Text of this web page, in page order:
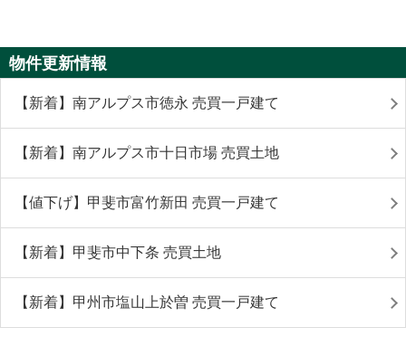
物件更新情報
【新着】南アルプス市徳永 売買一戸建て
【新着】南アルプス市十日市場 売買土地
【値下げ】甲斐市富竹新田 売買一戸建て
【新着】甲斐市中下条 売買土地
【新着】甲州市塩山上於曽 売買一戸建て